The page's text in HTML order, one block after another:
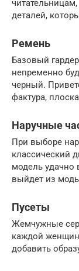
деталей,
Ремень
Базовый
непременно
черный.
фактура,
Наручные
При выборе
классический
модель удачно
выйдет из
Пусеты
Жемчужные
каждой
добавить